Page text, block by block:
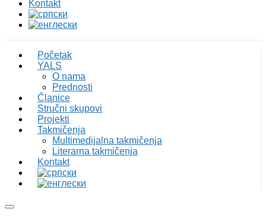
Kontakt
Početak
YALS
O nama
Prednosti
Članice
Stručni skupovi
Projekti
Takmičenja
Multimedijalna takmičenja
Literarna takmičenja
Kontakt